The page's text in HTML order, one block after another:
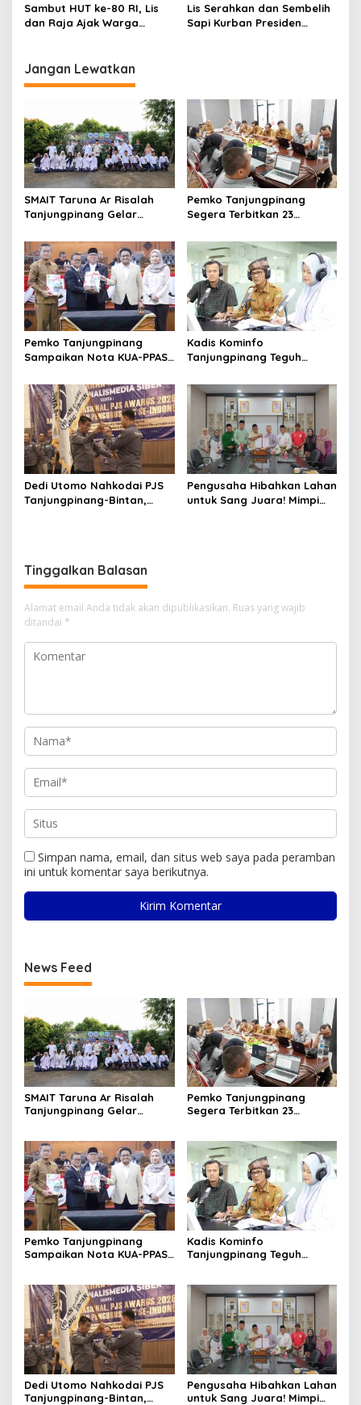
Sambut HUT ke-80 RI, Lis
dan Raja Ajak Warga
Lis Serahkan dan Sembelih
Sapi Kurban Presiden
Jangan Lewatkan
SMAIT Taruna Ar Risalah
Tanjungpinang Gelar
Tanamkan Disiplin dan Jiwa
Kepemimpinan
Pemko Tanjungpinang
Segera Terbitkan 23
Pemko Tanjungpinang
Sampaikan Nota KUA-PPAS
DPRD
Kadis Kominfo
Tanjungpinang Teguh
Warga Jadi Bahan Evaluasi
Pemerintah
Dedi Utomo Nahkodai PJS
Tanjungpinang-Bintan,
Pengusaha Hibahkan Lahan
untuk Sang Juara! Mimpi
Tinggalkan Balasan
Alamat email Anda tidak akan dipublikasikan. Ruas yang wajib
ditandai *
Simpan nama, email, dan situs web saya pada peramban
ini untuk komentar saya berikutnya.
News Feed
SMAIT Taruna Ar Risalah
Tanjungpinang Gelar
Kepemimpinan
Pemko Tanjungpinang
Segera Terbitkan 23
Pemko Tanjungpinang
Sampaikan Nota KUA-PPAS
Kadis Kominfo
Tanjungpinang Teguh
Pemerintah
Dedi Utomo Nahkodai PJS
Tanjungpinang-Bintan,
Pengusaha Hibahkan Lahan
untuk Sang Juara! Mimpi